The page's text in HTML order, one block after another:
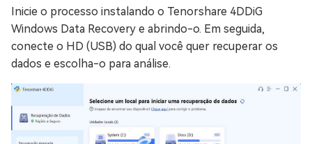
Inicie o processo instalando o Tenorshare 4DDiG
Windows Data Recovery e abrindo-o. Em seguida,
conecte o HD (USB) do qual você quer recuperar os
dados e escolha-o para análise.